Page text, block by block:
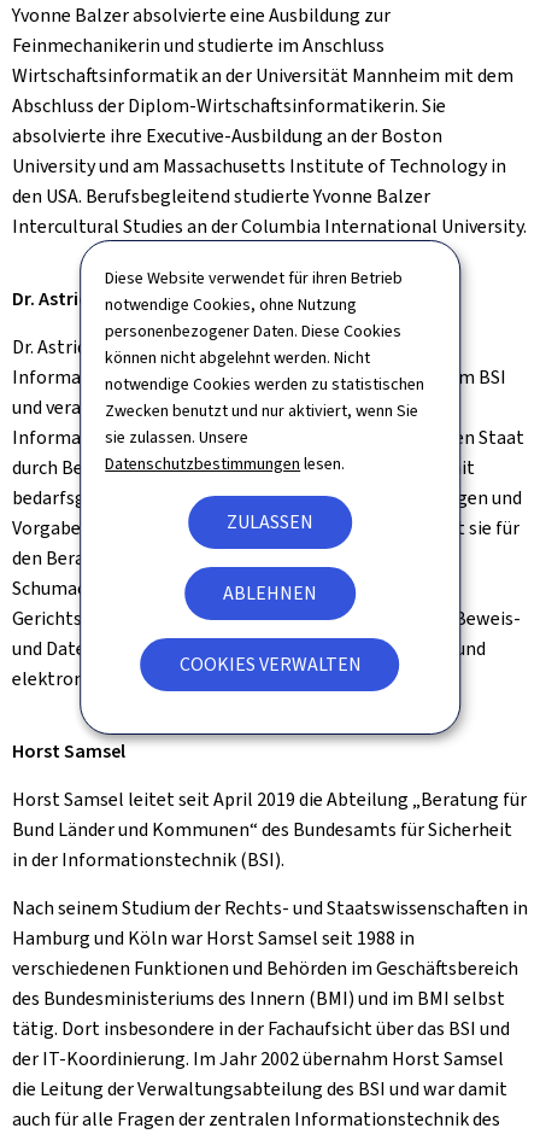
Diese Website verwendet für ihren Betrieb
notwendige Cookies, ohne Nutzung
personenbezogener Daten. Diese Cookies
können nicht abgelehnt werden. Nicht
notwendige Cookies werden zu statistischen
Zwecken benutzt und nur aktiviert, wenn Sie
sie zulassen. Unsere
Datenschutzbestimmungen lesen.
ZULASSEN
ABLEHNEN
COOKIES VERWALTEN
Yvonne Balzer absolvierte eine Ausbildung zur
Feinmechanikerin und studierte im Anschluss
Wirtschaftsinformatik an der Universität Mannheim mit dem
Abschluss der Diplom-Wirtschaftsinformatikerin. Sie
absolvierte ihre Executive-Ausbildung an der Boston
University und am Massachusetts Institute of Technology in
den USA. Berufsbegleitend studierte Yvonne Balzer
Intercultural Studies an der Columbia International University.
Dr. Astrid Schumacher
Dr. Astrid Schumacher leitet den Fachbereich
Informationssicherheitsberatung und Geheimschutz im BSI
und verantwortet hier die Gestaltung der
Informationssicherheit und des Geheimschutzes für den Staat
durch Beratung, Sensibilisierung und Unterstützung mit
bedarfsgerechten und kundenorientierten Empfehlungen und
Vorgaben sowie Prüfungen. Abteilungsübergreifend ist sie für
den Beratungsprozess des BSI verantwortlich. Astrid
Schumacher ist zudem Vorständin im Deutschen EDV-
Gerichtstag e.V. Sie studierte Jura und promovierte zu Beweis-
und Datenschutzfragen von biometrischen Verfahren und
elektronischen Signaturen.
Horst Samsel
Horst Samsel leitet seit April 2019 die Abteilung „Beratung für
Bund Länder und Kommunen“ des Bundesamts für Sicherheit
in der Informationstechnik (BSI).
Nach seinem Studium der Rechts- und Staatswissenschaften in
Hamburg und Köln war Horst Samsel seit 1988 in
verschiedenen Funktionen und Behörden im Geschäftsbereich
des Bundesministeriums des Innern (BMI) und im BMI selbst
tätig. Dort insbesondere in der Fachaufsicht über das BSI und
der IT-Koordinierung. Im Jahr 2002 übernahm Horst Samsel
die Leitung der Verwaltungsabteilung des BSI und war damit
auch für alle Fragen der zentralen Informationstechnik des